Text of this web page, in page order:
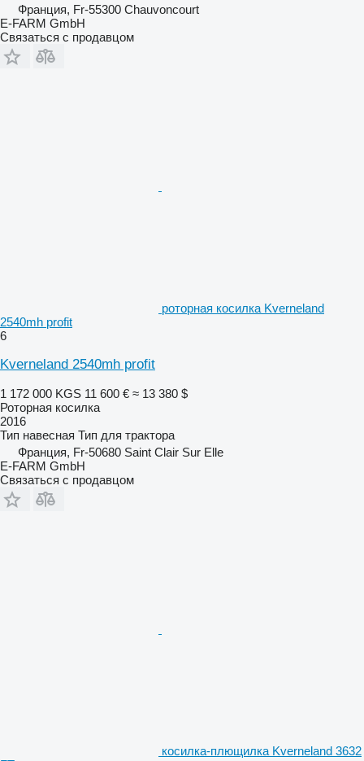
Франция, Fr-55300 Chauvoncourt
E-FARM GmbH
Связаться с продавцом
роторная косилка Kverneland
2540mh profit
6
Kverneland 2540mh profit
1 172 000 KGS 11 600 € ≈ 13 380 $
Роторная косилка
2016
Тип навесная Тип для трактора
Франция, Fr-50680 Saint Clair Sur Elle
E-FARM GmbH
Связаться с продавцом
косилка-плющилка Kverneland 3632